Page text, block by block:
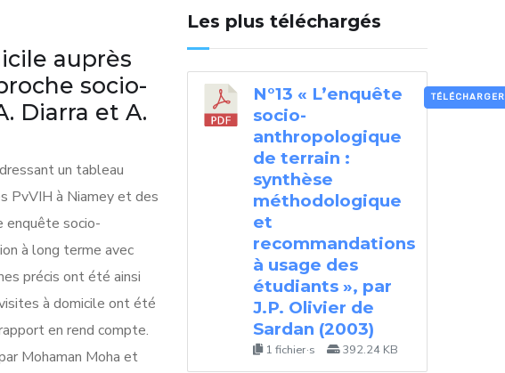
auprès
socio-
Diarra et A.
un tableau
PvVIH à Niamey et des
enquête socio-
à long terme avec
précis ont été ainsi
à domicile ont été
en rend compte.
Mohaman Moha et
Les plus téléchargés
N°13 « L’enquête
socio-
anthropologique
de terrain :
synthèse
méthodologique
et
recommandations
à usage des
étudiants », par
J.P. Olivier de
Sardan (2003)
1 fichier·s 392.24 KB
TÉLÉCHARGER